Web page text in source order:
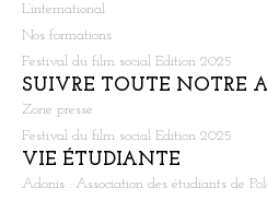
L’international
Nos formations
Festival du film social Edition 2025
SUIVRE TOUTE NOTRE
Zone presse
Festival du film social Edition 2025
VIE ÉTUDIANTE
Adonis : Association des étudiants de